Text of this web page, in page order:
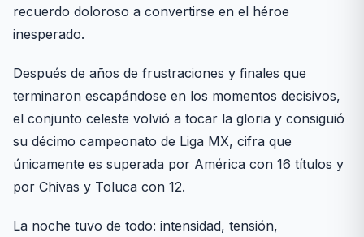
recuerdo doloroso a convertirse en el héroe
inesperado.
Después de años de frustraciones y finales que
terminaron escapándose en los momentos decisivos,
el conjunto celeste volvió a tocar la gloria y consiguió
su décimo campeonato de Liga MX, cifra que
únicamente es superada por América con 16 títulos y
por Chivas y Toluca con 12.
La noche tuvo de todo: intensidad, tensión,